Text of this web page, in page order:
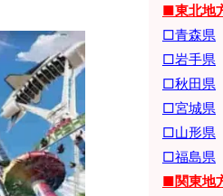
■東北地
□青森県
□岩手県
□秋田県
□宮城県
□山形県
□福島県
■関東地